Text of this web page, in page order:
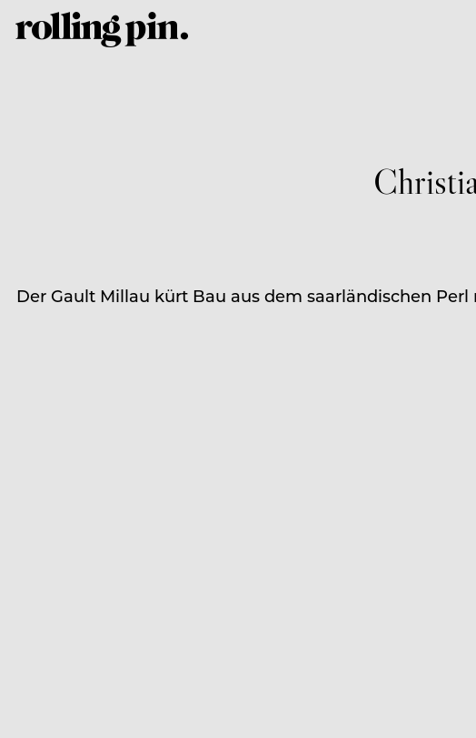
Der Gault Millau kürt Bau aus dem saarländischen